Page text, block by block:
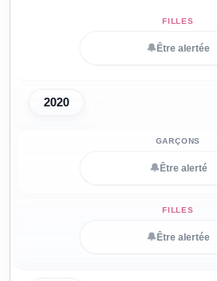
🔔 Être alertée
2020
🔔 Être alerté
🔔 Être alertée